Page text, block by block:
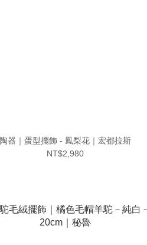
陶器｜蛋型擺飾 - 鳳梨花｜宏都拉斯
NT$2,980